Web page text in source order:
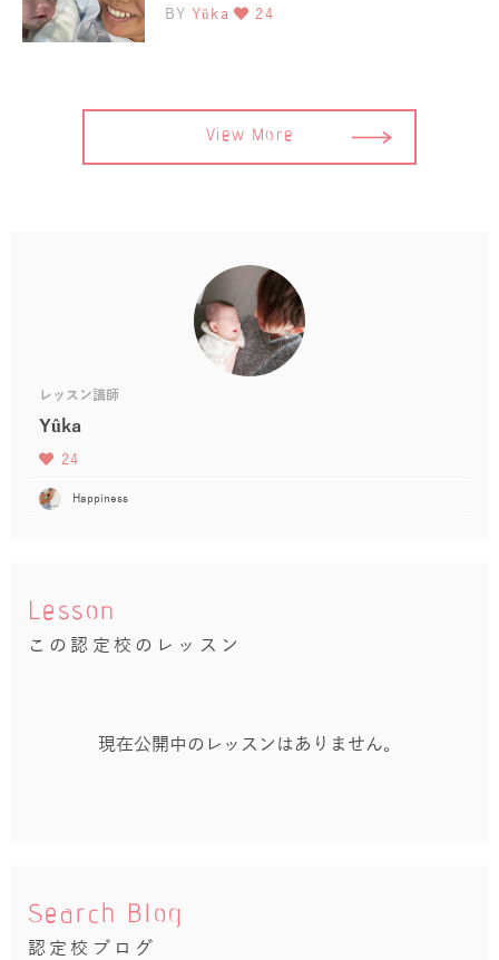
BY Yûka 24
View More
レッスン講師
Yûka
24
Happiness
Lesson
この認定校のレッスン
現在公開中のレッスンはありません。
Search Blog
認定校ブログ